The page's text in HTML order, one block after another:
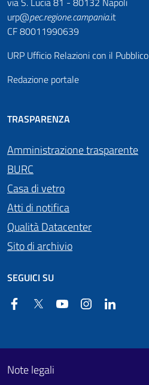
urp@pec.regione.campania.it
CF 80011990639
URP Ufficio Relazioni con il Pubblico
Redazione portale
TRASPARENZA
Amministrazione trasparente
BURC
Casa di vetro
Atti di notifica
Qualità Datacenter
Sito di archivio
SEGUICI SU
FacebookTwitter YouTube Instagram
Footer First
Useful links section
Note legali